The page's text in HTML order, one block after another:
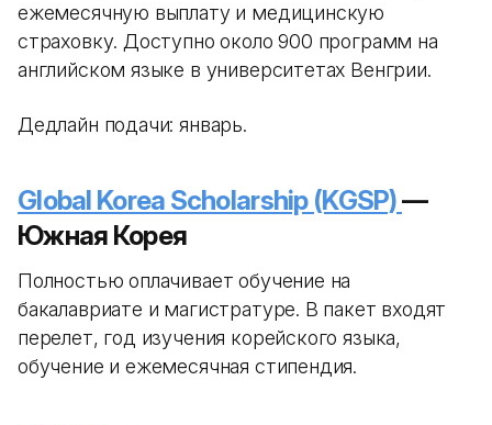
ежемесячную выплату и медицинскую
страховку. Доступно около 900 программ на
английском языке в университетах Венгрии.
Дедлайн подачи: январь.
Global Korea Scholarship (KGSP)—
Южная Корея
Полностью оплачивает обучение на
бакалавриате и магистратуре. В пакет входят
перелет, год изучения корейского языка,
обучение и ежемесячная стипендия.